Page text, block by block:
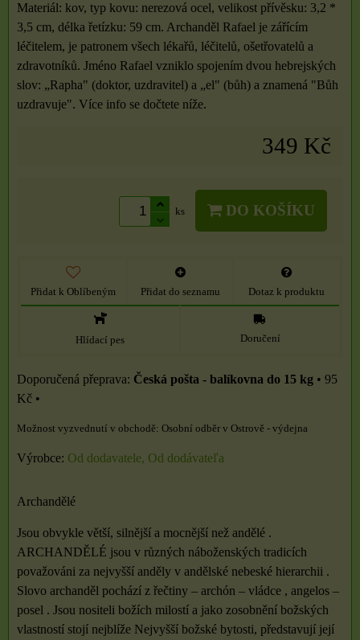
Materiál: kov, typ kovu: nerezová ocel, velikost přívěsku: 3,2 *
3,5 cm, délka řetízku: 59 cm. Archanděl Rafael je zářícím
léčitelem, je patronem všech lékařů, léčitelů, ošetřovatelů a
zdravotníků. Jméno Rafael vzniklo spojením dvou hebrejských
slov: „Rapha" (doktor, uzdravitel) a „el" (bůh) a znamená "Bůh
uzdravuje". Více info se dočtete níže.
349 Kč
ks DO KOŠÍKU
Přidat k Oblíbeným Přidat do seznamu Dotaz k produktu
Hlídací pes Doručení
Česká pošta - balíkovna do 15 kg • 95
Kč •
Osobní odběr v Ostrově - výdejna
Výrobce: Od dodavatele, Od dodávateľa
Archandělé
Jsou obvykle větší, silnější a mocnější než andělé .
ARCHANDĚLÉ jsou v různých náboženských tradicích
považováni za nejvyšší anděly v andělské nebeské hierarchii .
Slovo archanděl pochází z řečtiny – archón – vládce , angelos –
posel . Jsou nositeli božích milostí a jako zosobnění božských
vlastností stojí nejblíže Nejvyšší božské bytosti, představují její